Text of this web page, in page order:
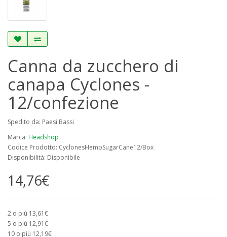
Canna da zucchero di
canapa Cyclones -
12/confezione
Spedito da: Paesi Bassi
Marca: Headshop
Codice Prodotto: CyclonesHempSugarCane12/Box
Disponibilità: Disponibile
14,76€
2 o più 13,61€
5 o più 12,91€
10 o più 12,19€